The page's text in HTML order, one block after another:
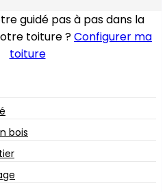
guidé pas à pas dans la
toiture ?Configurer ma
toiture
bois